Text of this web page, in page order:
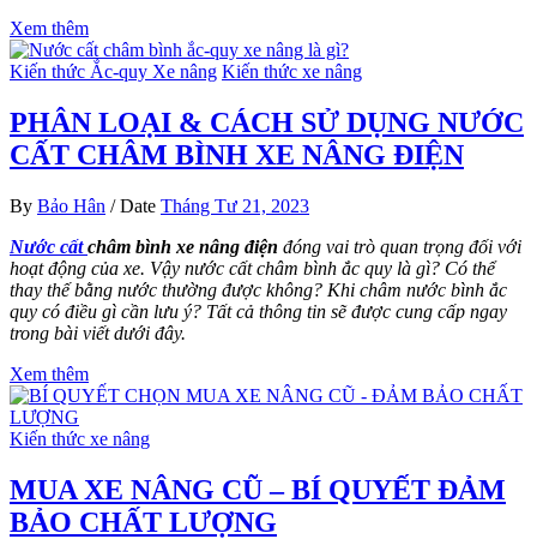
Xem thêm
Kiến thức Ắc-quy Xe nâng Kiến thức xe nâng
PHÂN LOẠI & CÁCH SỬ DỤNG NƯỚC
CẤT CHÂM BÌNH XE NÂNG ĐIỆN
By Bảo Hân / Date Tháng Tư 21, 2023
Nước cấtchâm bình xe nâng điện đóng vai trò quan trọng đối với
hoạt động của xe. Vậy nước cất châm bình ắc quy là gì? Có thể
thay thế bằng nước thường được không? Khi châm nước bình ắc
quy có điều gì cần lưu ý? Tất cả thông tin sẽ được cung cấp ngay
trong bài viết dưới đây.
Xem thêm
Kiến thức xe nâng
MUA XE NÂNG CŨ – BÍ QUYẾT ĐẢM
BẢO CHẤT LƯỢNG